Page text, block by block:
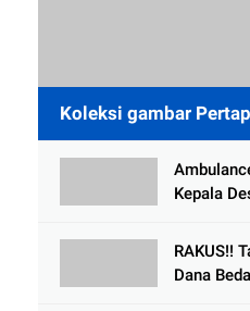
Koleksi gambar
Kepala
Meninggal
RAKUS!!
Dana